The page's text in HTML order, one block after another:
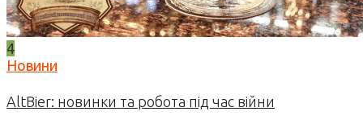
4
Новини
AltBier: новинки та робота під час війни